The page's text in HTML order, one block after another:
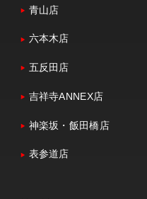
青山店
六本木店
五反田店
吉祥寺ANNEX店
神楽坂・飯田橋店
表参道店